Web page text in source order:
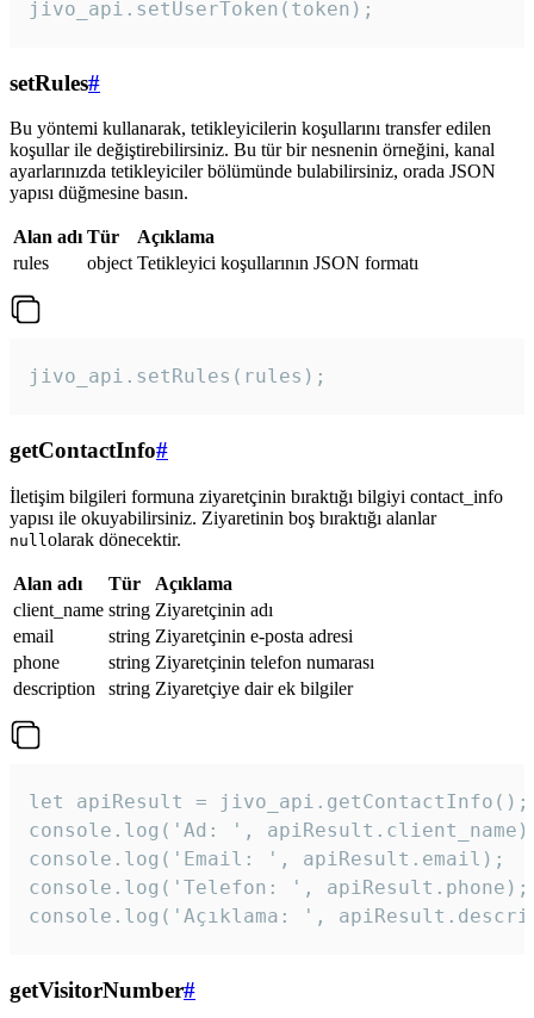
jivo_api.setUserToken(token);
setRules#
Bu yöntemi kullanarak, tetikleyicilerin koşullarını transfer edilen
koşullar ile değiştirebilirsiniz. Bu tür bir nesnenin örneğini, kanal
ayarlarınızda tetikleyiciler bölümünde bulabilirsiniz, orada JSON
yapısı düğmesine basın.
Alan adı Tür
Açıklama
rules
object Tetikleyici koşullarının JSON formatı
jivo_api.setRules(rules);
getContactInfo#
İletişim bilgileri formuna ziyaretçinin bıraktığı bilgiyi contact_info
yapısı ile okuyabilirsiniz. Ziyaretinin boş bıraktığı alanlar
null olarak dönecektir.
Alan adı Tür
Açıklama
client_name string Ziyaretçinin adı
email
string Ziyaretçinin e-posta adresi
phone
string Ziyaretçinin telefon numarası
description
string Ziyaretçiye dair ek bilgiler
let apiResult = jivo_api.getContactInfo();
console.log('Ad: ',
console.log('Email: ', apiResult.email);
console.log('Telefon: ', apiResult.phone);
console.log('Açıklama: ',
getVisitorNumber#